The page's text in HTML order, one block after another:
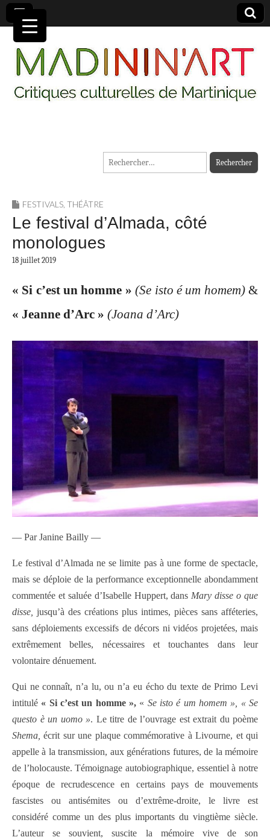
MADININ'ART
Rechercher :
FESTIVALS, THÉÂTRE
Le festival d’Almada, côté
monologues
18 juillet 2019
« Si c’est un homme » (Se isto é um homem)&
« Jeanne d’Arc » (Joana d’Arc)
— Par Janine Bailly —
Le festival d’Almada ne se limite pas à une forme de spectacle,
mais se déploie de la performance exceptionnelle abondamment
commentée et saluée d’Isabelle Huppert, dans Mary disse o que
disse, jusqu’à des créations plus intimes, pièces sans afféteries,
sans déploiements excessifs de décors ni vidéos projetées, mais
extrêmement belles, nécessaires et touchantes dans leur
volontaire dénuement.
Qui ne connaît, n’a lu, ou n’a eu écho du texte de Primo Levi
intitulé « Si c’est un homme », « Se isto é um homem », « Se
questo è un uomo ». Le titre de l’ouvrage est extrait du poème
Shema, écrit sur une plaque commémorative à Livourne, et qui
appelle à la transmission, aux générations futures, de la mémoire
de l’holocauste. Témoignage autobiographique, essentiel à notre
époque de recrudescence en certains pays de mouvements
fascistes ou antisémites ou d’extrême-droite, le livre est
considéré comme un des plus importants du vingtième siècle.
L’auteur se souvient, suscite la mémoire vive de son